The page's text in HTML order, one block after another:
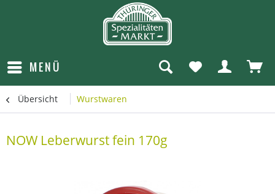
MENÜ
Übersicht Wurstwaren
NOW Leberwurst fein 170g